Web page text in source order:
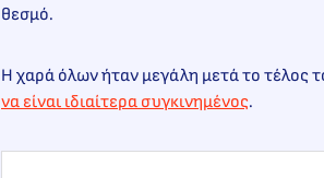
θεσμό.
Η χαρά όλων ήταν μεγάλη μετά το τέλος
να είναι ιδιαίτερα συγκινημένος.